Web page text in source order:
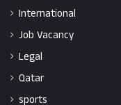
International
Job Vacancy
Legal
Qatar
sports